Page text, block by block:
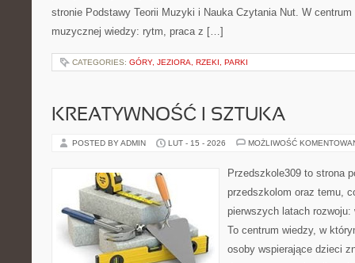
stronie Podstawy Teorii Muzyki i Nauka Czytania Nut. W
muzycznej wiedzy: rytm, praca z […]
CATEGORIES: GÓRY, JEZIORA, RZEKI, PARKI
KREATYWNOŚĆ I SZTUKA
POSTED BY ADMIN LUT - 15 - 2026 MOŻLIWOŚĆ
Przedszkole309 to strona
przedszkolom oraz temu,
pierwszych latach
To centrum wiedzy, w
osoby wspierające dzieci